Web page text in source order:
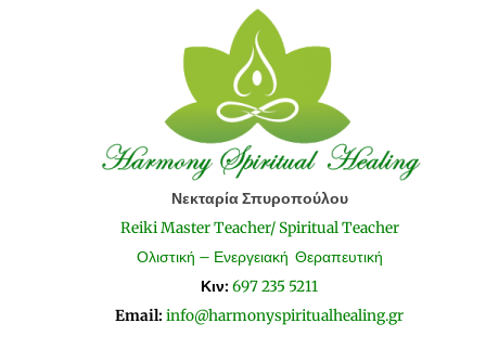
Νεκταρία Σπυροπούλου
Reiki Master Teacher/ Spiritual Teacher
Ολιστική – Ενεργειακή Θεραπευτική
Κιν: 697 235 5211
Email: info@harmonyspiritualhealing.gr